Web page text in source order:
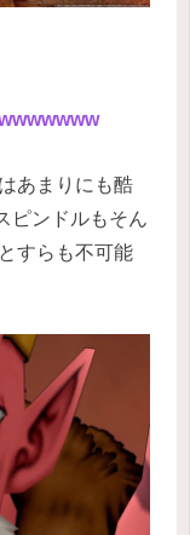
あまりにも酷
ピンドルもそん
すらも不可能